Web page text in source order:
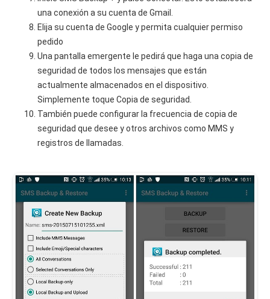
una conexión a su cuenta de Gmail.
Elija su cuenta de Google y permita cualquier permiso
pedido
Una pantalla emergente le pedirá que haga una copia de
seguridad de todos los mensajes que están
actualmente almacenados en el dispositivo.
Simplemente toque Copia de seguridad.
También puede configurar la frecuencia de copia de
seguridad que desee y otros archivos como MMS y
registros de llamadas.